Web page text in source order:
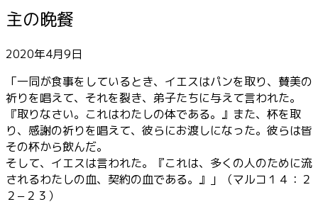
主の晩餐
2020年4月9日
「一同が食事をしているとき、イエスはパンを取り、賛美の
祈りを唱えて、それを裂き、弟子たちに与えて言われた。
『取りなさい。これはわたしの体である。』また、杯を取
り、感謝の祈りを唱えて、彼らにお渡しになった。彼らは皆
その杯から飲んだ。
そして、イエスは言われた。『これは、多くの人のために流
されるわたしの血、契約の血である。』」（マルコ１４：２
２−２３）